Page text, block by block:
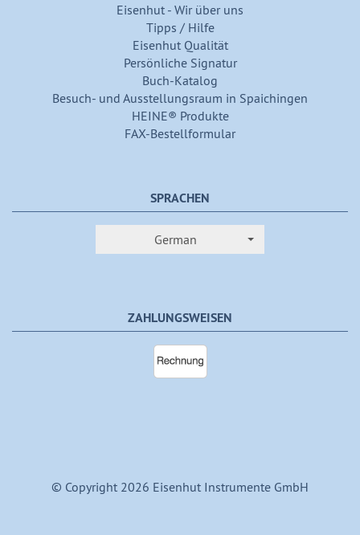
Eisenhut - Wir über uns
Tipps / Hilfe
Eisenhut Qualität
Persönliche Signatur
Buch-Katalog
Besuch- und Ausstellungsraum in Spaichingen
HEINE® Produkte
FAX-Bestellformular
SPRACHEN
German
ZAHLUNGSWEISEN
© Copyright 2026 Eisenhut Instrumente GmbH